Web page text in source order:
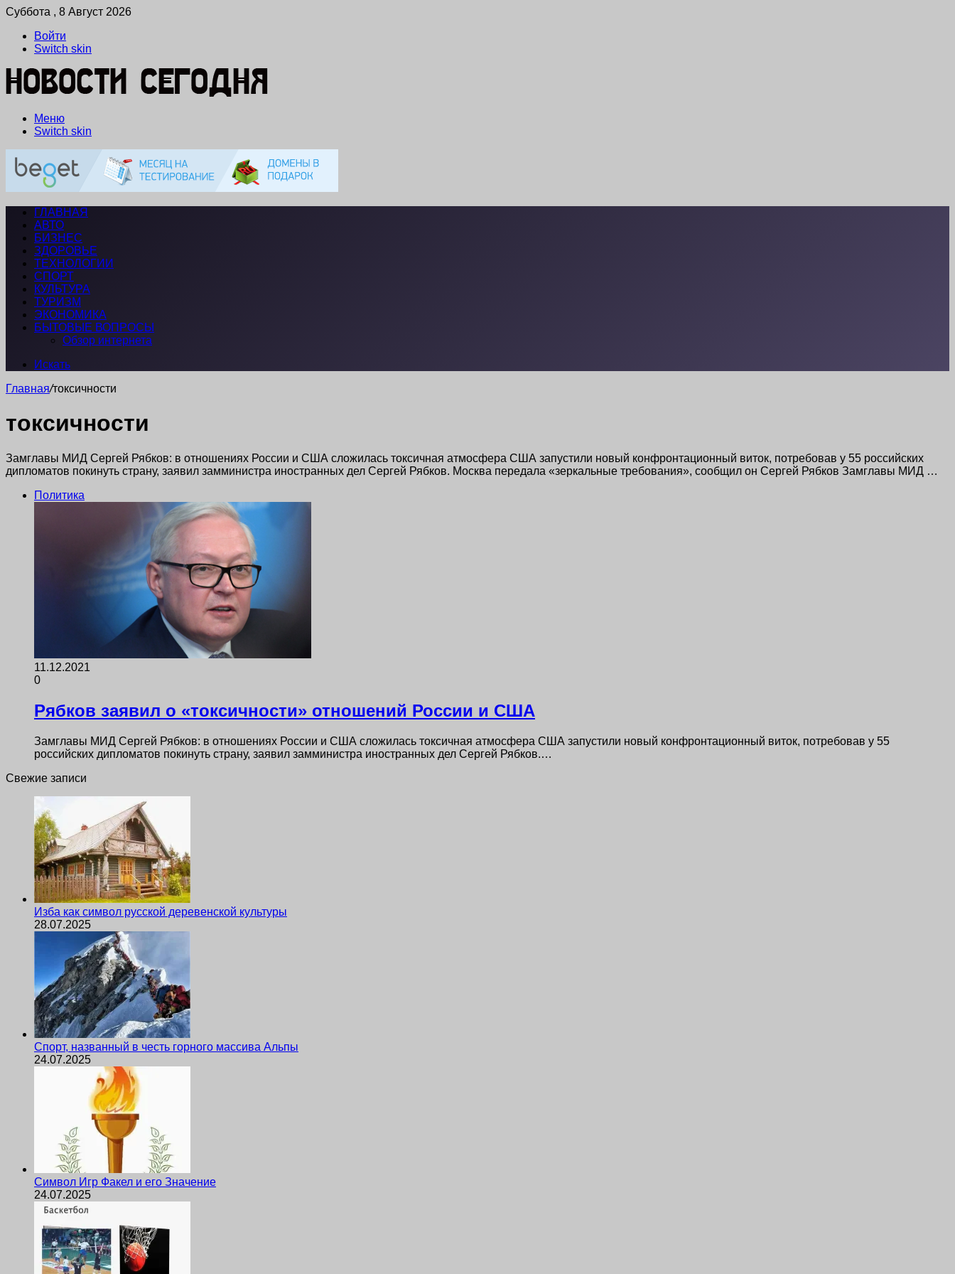
Суббота , 8 Август 2026
Войти
Switch skin
Меню
Switch skin
ГЛАВНАЯ
АВТО
БИЗНЕС
ЗДОРОВЬЕ
ТЕХНОЛОГИИ
СПОРТ
КУЛЬТУРА
ТУРИЗМ
ЭКОНОМИКА
БЫТОВЫЕ ВОПРОСЫ
Обзор интернета
Искать
Главная/токсичности
токсичности
Замглавы МИД Сергей Рябков: в отношениях России и США сложилась токсичная атмосфера США запустили новый конфронтационный виток, потребовав у 55 российских
дипломатов покинуть страну, заявил замминистра иностранных дел Сергей Рябков. Москва передала «зеркальные требования», сообщил он Сергей Рябков Замглавы МИД …
Политика
11.12.2021
0
Рябков заявил о «токсичности» отношений России и США
Замглавы МИД Сергей Рябков: в отношениях России и США сложилась токсичная атмосфера США запустили новый конфронтационный виток, потребовав у 55
российских дипломатов покинуть страну, заявил замминистра иностранных дел Сергей Рябков.…
Свежие записи
Изба как символ русской деревенской культуры
28.07.2025
Спорт, названный в честь горного массива Альпы
24.07.2025
Символ Игр Факел и его Значение
24.07.2025